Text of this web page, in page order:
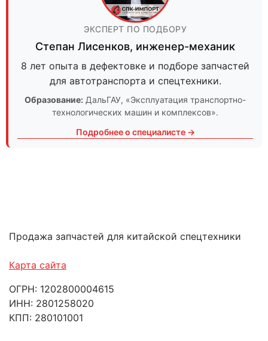
ЭКСПЕРТ ПО ПОДБОРУ
Степан Лисенков, инженер-механик
8 лет опыта в дефектовке и подборе запчастей
для автотранспорта и спецтехники.
Образование: ДальГАУ, «Эксплуатация транспортно-
технологических машин и комплексов».
Подробнее о специалисте →
Продажа запчастей для китайской спецтехники
Карта сайта
ОГРН: 1202800004615
ИНН: 2801258020
КПП: 280101001